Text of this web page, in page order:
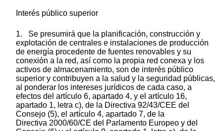
Interés público superior
1. Se presumirá que la planificación, construcción y
explotación de centrales e instalaciones de producción
de energía procedente de fuentes renovables y su
conexión a la red, así como la propia red conexa y los
activos de almacenamiento, son de interés público
superior y contribuyen a la salud y la seguridad públicas,
al ponderar los intereses jurídicos de cada caso, a
efectos del artículo 6, apartado 4, y el artículo 16,
apartado 1, letra c), de la Directiva 92/43/CEE del
Consejo (5), el artículo 4, apartado 7, de la
Directiva 2000/60/CE del Parlamento Europeo y del